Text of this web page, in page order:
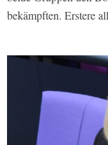
bekämpften. Erstere